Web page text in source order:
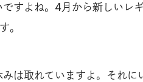
すよね。4月から新しいレ
。
は取れていますよ。それに